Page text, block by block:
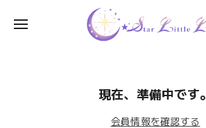
現在、準備中です。
会員情報を確認する